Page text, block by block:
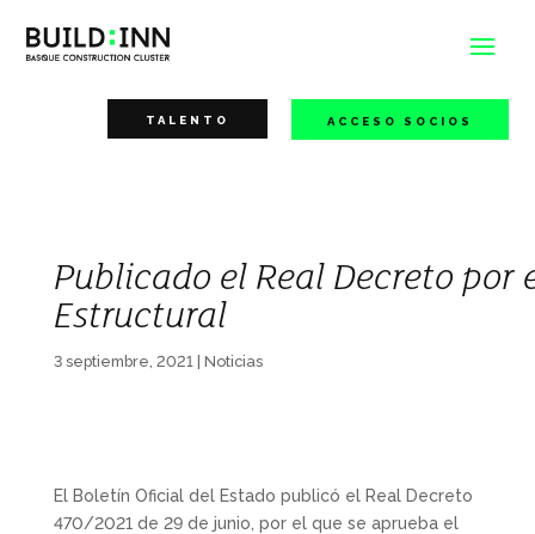
TALENTO ACCESO SOCIOS
Publicado el Real Decreto por
Estructural
3 septiembre, 2021| Noticias
El Boletín Oficial del Estado publicó el Real Decreto
470/2021 de 29 de junio, por el que se aprueba el